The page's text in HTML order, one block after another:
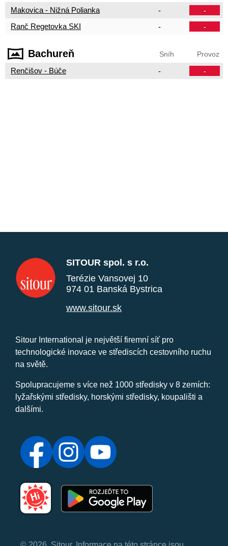
Makovica - Nižná Polianka - -
Ranč Regetovka SKI - -
Bachureň Sníh Provoz
Renčišov - Búče - -
SITOUR spol. s r.o.
Terézie Vansovej 10
974 01 Banská Bystrica
www.sitour.sk
Sitour International je největší firemní síť pro
technologické inovace ve střediscích cestovního ruchu
na světě.
Spolupracujeme s více než 1000 středisky v 8 zemích:
lyžařskými středisky, horskými středisky, koupališti a
dalšími.